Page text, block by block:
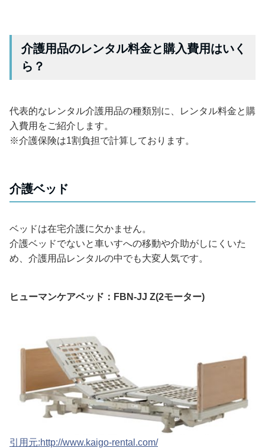
介護用品のレンタル料金と購入費用はいく
ら？
代表的なレンタル介護用品の種類別に、レンタル料金と購
入費用をご紹介します。
※介護保険は1割負担で計算しております。
介護ベッド
ベッドは在宅介護に欠かません。
介護ベッドでないと車いすへの移動や介助がしにくいた
め、介護用品レンタルの中でも大変人気です。
ヒューマンケアベッド：FBN-JJ Z(2モーター)
引用元:http://www.kaigo-rental.com/